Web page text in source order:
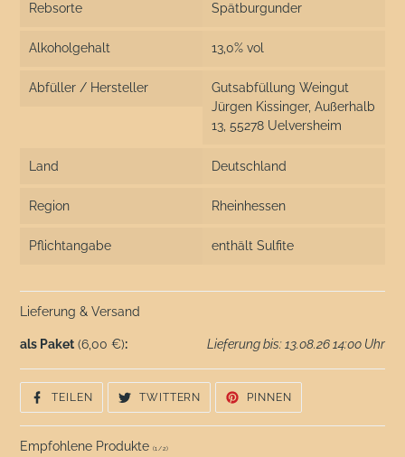
Rebsorte Spätburgunder
Alkoholgehalt 13,0% vol
Abfüller / Hersteller
Gutsabfüllung Weingut
Jürgen Kissinger, Außerhalb
13, 55278 Uelversheim
Land Deutschland
Region Rheinhessen
Pflichtangabe enthält Sulfite
Lieferung & Versand
als Paket (6,00 €): Lieferung bis: 13.08.26 14:00 Uhr
TEILENAUF
FACEBOOK
TEILEN
TWITTERN
TWITTER
TWITTERN
PINNEN
PINNEN
Empfohlene Produkte (1/2)